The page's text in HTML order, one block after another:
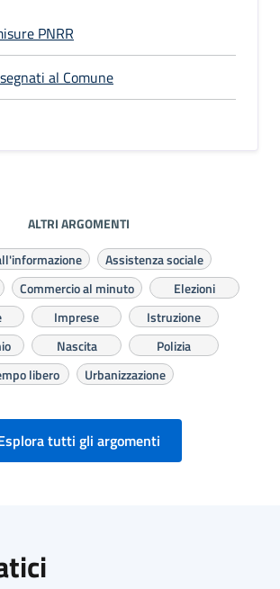
PNRR
al Comune
ALTRI ARGOMENTI
Assistenza sociale
Commercio al minuto
Elezioni
Imprese
Istruzione
Nascita
Polizia
libero
Urbanizzazione
tutti gli argomenti